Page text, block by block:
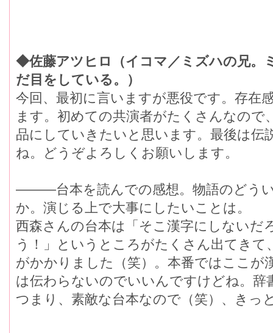
◆佐藤アツヒロ（イコマ／ミズハの兄。
だ目をしている。）
今回、最初に言いますが悪役です。存在
ます。初めての共演者がたくさんなので
品にしていきたいと思います。最後は伝
ね。どうぞよろしくお願いします。
―――台本を読んでの感想。物語のどう
か。演じる上で大事にしたいことは。
西森さんの台本は「そこ漢字にしないだ
う！」というところがたくさん出てき
がかかりました（笑）。本番ではここが
は伝わらないのでいいんですけどね。辞
つまり、素敵な台本なので（笑）、きっ